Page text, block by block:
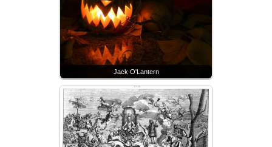
Jack O'Lantern